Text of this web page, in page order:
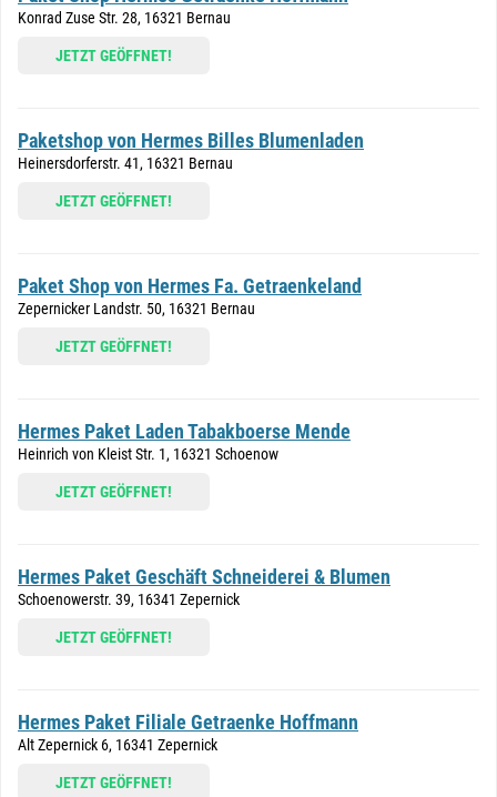
Konrad Zuse Str. 28, 16321 Bernau
JETZT GEÖFFNET!
Paketshop von Hermes Billes Blumenladen
Heinersdorferstr. 41, 16321 Bernau
JETZT GEÖFFNET!
Paket Shop von Hermes Fa. Getraenkeland
Zepernicker Landstr. 50, 16321 Bernau
JETZT GEÖFFNET!
Hermes Paket Laden Tabakboerse Mende
Heinrich von Kleist Str. 1, 16321 Schoenow
JETZT GEÖFFNET!
Hermes Paket Geschäft Schneiderei & Blumen
Schoenowerstr. 39, 16341 Zepernick
JETZT GEÖFFNET!
Hermes Paket Filiale Getraenke Hoffmann
Alt Zepernick 6, 16341 Zepernick
JETZT GEÖFFNET!